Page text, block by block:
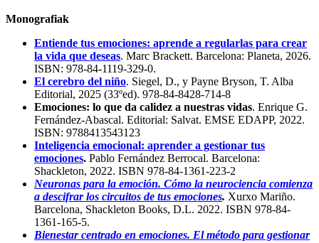
Monografiak
Entiende tus emociones: aprende a regularlas para crear
la vida que deseas. Marc Brackett. Barcelona: Planeta, 2026.
ISBN: 978-84-1119-329-0.
El cerebro del niño. Siegel, D., y Payne Bryson, T. Alba
Editorial, 2025 (33ºed). 978-84-8428-714-8
Emociones: lo que da calidez a nuestras vidas. Enrique G.
Fernández-Abascal. Editorial: Salvat. EMSE EDAPP, 2022.
ISBN: 9788413543123
Inteligencia emocional: aprender a gestionar tus
emociones. Pablo Fernández Berrocal. Barcelona:
Shackleton, 2022. ISBN 978-84-1361-223-2
Neuronas para la emoción. Cómo la neurociencia comienza
a descifrar los circuitos de tus emociones. Xurxo Mariño.
Barcelona, Shackleton Books, D.L. 2022. ISBN 978-84-
1361-165-5.
Bienestar centrado en emociones. El método para gestionar